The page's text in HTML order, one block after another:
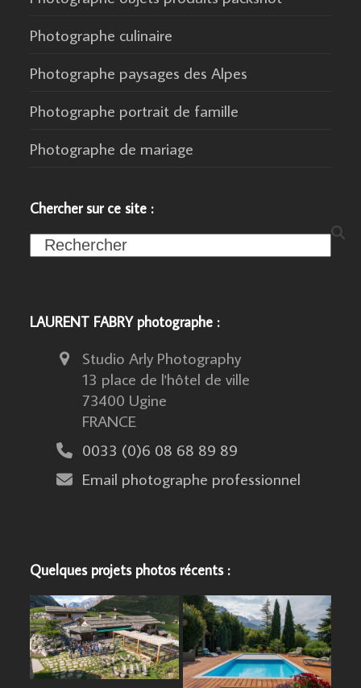
Photographe culinaire
Photographe paysages des Alpes
Photographe portrait de famille
Photographe de mariage
Chercher sur ce site :
Search
LAURENT FABRY photographe :
Studio Arly Photography
13 place de l'hôtel de ville
73400 Ugine
FRANCE
0033 (0)6 08 68 89 89
Email photographe professionnel
Quelques projets photos récents :